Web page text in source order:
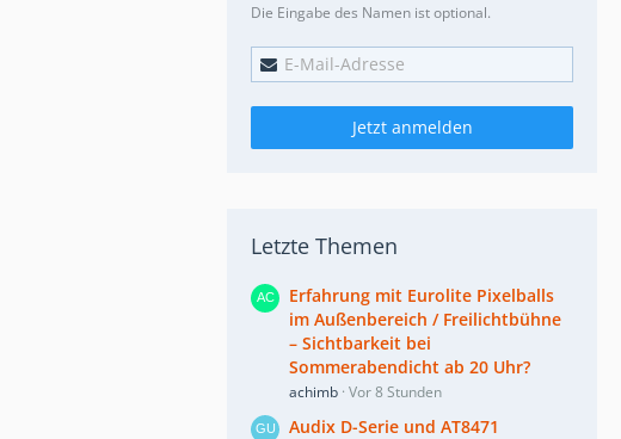
Die Eingabe des Namen ist optional.
Jetzt anmelden
Letzte Themen
Erfahrung mit Eurolite Pixelballs
im Außenbereich / Freilichtbühne
– Sichtbarkeit bei
Sommerabendicht ab 20 Uhr?
achimb Vor 8 Stunden
Audix D-Serie und AT8471